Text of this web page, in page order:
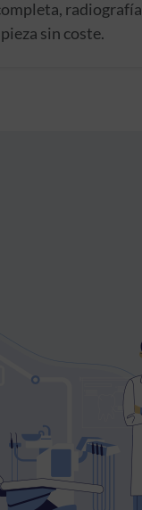
radiografía
sin coste.